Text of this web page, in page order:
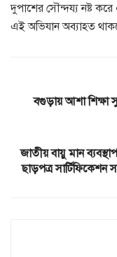
দুপাশের সৌন্দয্য নষ্ট
এই অভিযান অব্যাহত
বগুড়ায় আশা শিক্ষা
জাতীয় বায়ু মান
ছাড়পত্র সার্টিফিকেশন